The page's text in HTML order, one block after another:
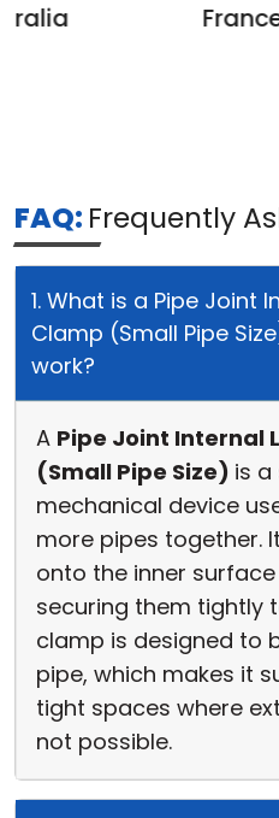
France
FAQ: Frequently
1. What is a Pipe Joint
Clamp (Small Pipe
work?
A Pipe Joint Internal
(Small Pipe Size) is
mechanical device
more pipes together.
onto the inner
securing them tightly
clamp is designed to
pipe, which makes it
tight spaces where
not possible.